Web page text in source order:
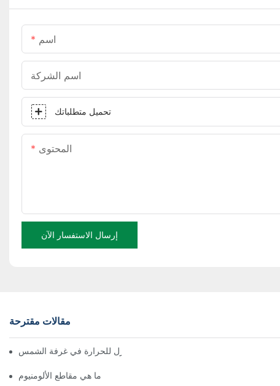
اسم
اسم الشركة
تحميل متطلباتك
المحتوى
إرسال الاستفسار الآن
مقالات مقترحة
تجميع سريع لملف الألمنيوم العازل للحرارة في غرفة الشمس
ما هي مقاطع الألومنيوم